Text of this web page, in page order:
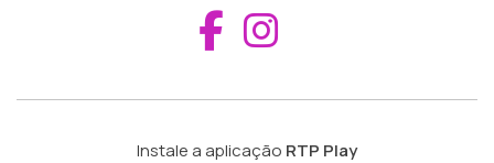
Aceder ao
Instale a aplicação RTP Play